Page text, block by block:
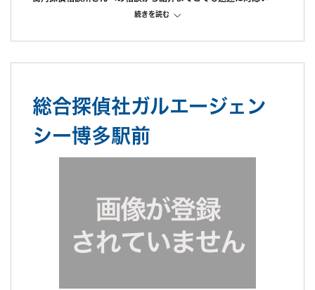
だきました。小さな子供がいたため、最寄り駅のファミレスでお
いでいたこともあり、当日お話を伺い、その方の対応の良さでそ
だきました。調査中もラインにて現状報告をして下さり、調査日
しても最初に説明を受けた通りの内容のため、探偵＝高額のイメ
不満点は特にありません。しいてあげるとするならば、時間パッ
クでプラン契約していたため、その時間が余っても切り捨てとな
ってしまうことです。ただ少ない時間プランで契約し、あとあと
延長追加料を払うくらいなら、予め余裕を見ておいた方がお得で
続きを読む
総合探偵社ガルエージェン
シー博多駅前